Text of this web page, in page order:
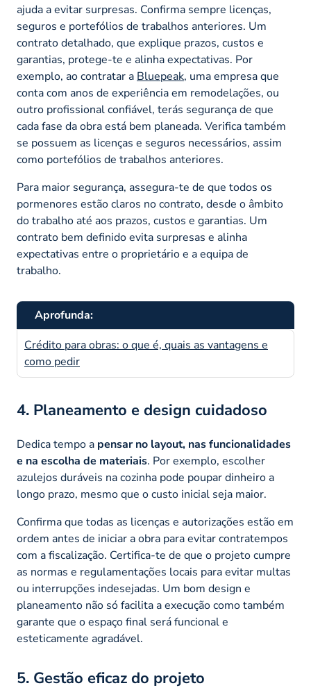
ajuda a evitar surpresas. Confirma sempre licenças,
seguros e portefólios de trabalhos anteriores. Um
contrato detalhado, que explique prazos, custos e
garantias, protege-te e alinha expectativas. Por
exemplo, ao contratar a Bluepeak, uma empresa que
conta com anos de experiência em remodelações, ou
outro profissional confiável, terás segurança de que
cada fase da obra está bem planeada. Verifica também
se possuem as licenças e seguros necessários, assim
como portefólios de trabalhos anteriores.
Para maior segurança, assegura-te de que todos os
pormenores estão claros no contrato, desde o âmbito
do trabalho até aos prazos, custos e garantias. Um
contrato bem definido evita surpresas e alinha
expectativas entre o proprietário e a equipa de
trabalho.
Aprofunda:
Crédito para obras: o que é, quais as vantagens e
como pedir
4. Planeamento e design cuidadoso
Dedica tempo a pensar no layout, nas funcionalidades
e na escolha de materiais. Por exemplo, escolher
azulejos duráveis na cozinha pode poupar dinheiro a
longo prazo, mesmo que o custo inicial seja maior.
Confirma que todas as licenças e autorizações estão em
ordem antes de iniciar a obra para evitar contratempos
com a fiscalização. Certifica-te de que o projeto cumpre
as normas e regulamentações locais para evitar multas
ou interrupções indesejadas. Um bom design e
planeamento não só facilita a execução como também
garante que o espaço final será funcional e
esteticamente agradável.
5. Gestão eficaz do projeto